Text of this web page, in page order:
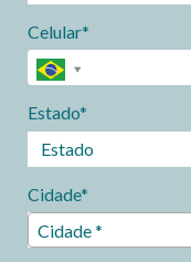
Celular*
Estado*
Cidade*
Cidade *
Cidade*